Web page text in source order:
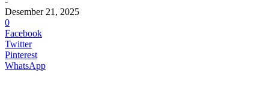
Desember 21, 2025
0
Facebook
Twitter
Pinterest
WhatsApp